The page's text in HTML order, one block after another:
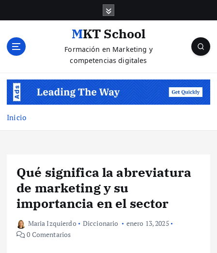
MKT School
Formación en Marketing y
competencias digitales
Inicio
Qué significa la abreviatura
de marketing y su
importancia en el sector
Maria Izquierdo Diccionario
enero 13, 2025
0 Comentarios